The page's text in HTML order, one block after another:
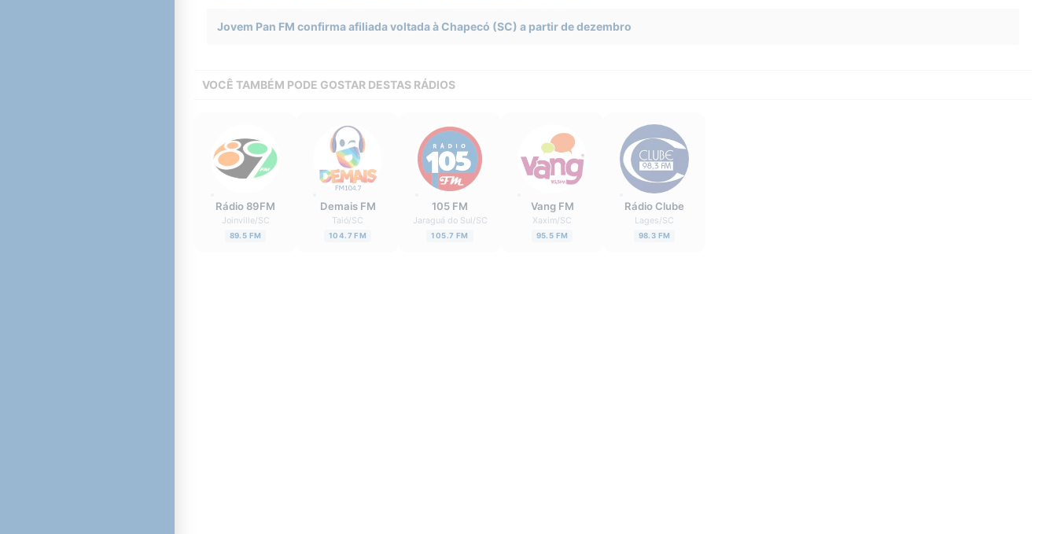
Jovem Pan FM confirma afiliada voltada à Chapecó (SC) a partir de dezembro
VOCÊ TAMBÉM PODE GOSTAR DESTAS RÁDIOS
Rádio 89FM
Joinville/SC
89.5 FM
Demais FM
Taió/SC
104.7 FM
105 FM
Jaraguá do Sul/SC
105.7 FM
Vang FM
Xaxim/SC
95.5 FM
Rádio Clube
Lages/SC
98.3 FM